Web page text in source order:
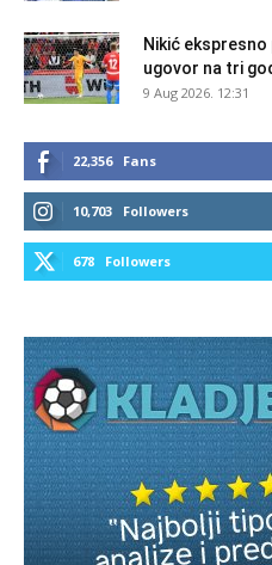
Nikić
ugovor na tri
9 Aug 2026. 12:31
22,356 Fans
10,703 Followers
678 Followers